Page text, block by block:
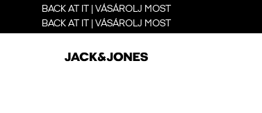
BACK AT IT | VÁSÁROLJ MOST
BACK AT IT | VÁSÁROLJ MOST